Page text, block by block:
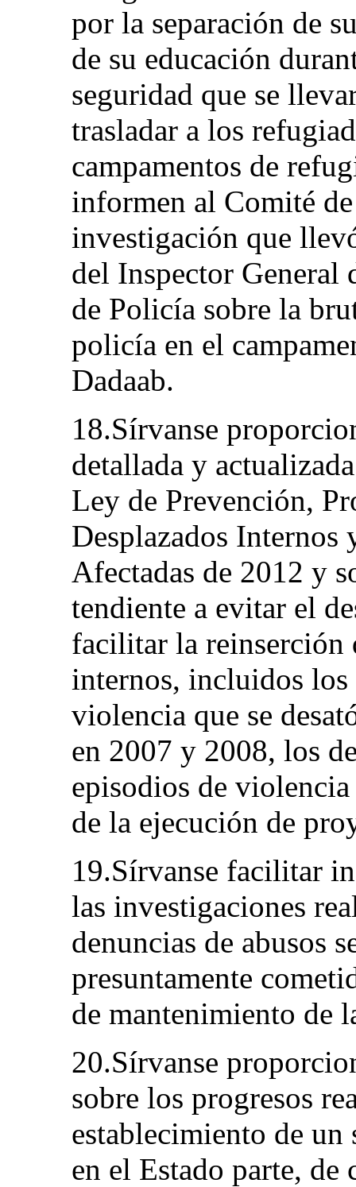
por la separación de
de su educación
seguridad que se
trasladar a los
campamentos de
informen al Comité
investigación que
del Inspector General
de Policía sobre la
policía en el
Dadaab.
18.Sírvanse
detallada y
Ley de Prevención,
Desplazados Internos
Afectadas de 2012 y
tendiente a evitar el
facilitar la reinserción
internos, incluidos los
violencia que se
en 2007 y 2008, los
episodios de violencia
de la ejecución de
19.Sírvanse facilitar
las investigaciones
denuncias de abusos
presuntamente
de mantenimiento de
20.Sírvanse
sobre los progresos
establecimiento de
en el Estado parte,